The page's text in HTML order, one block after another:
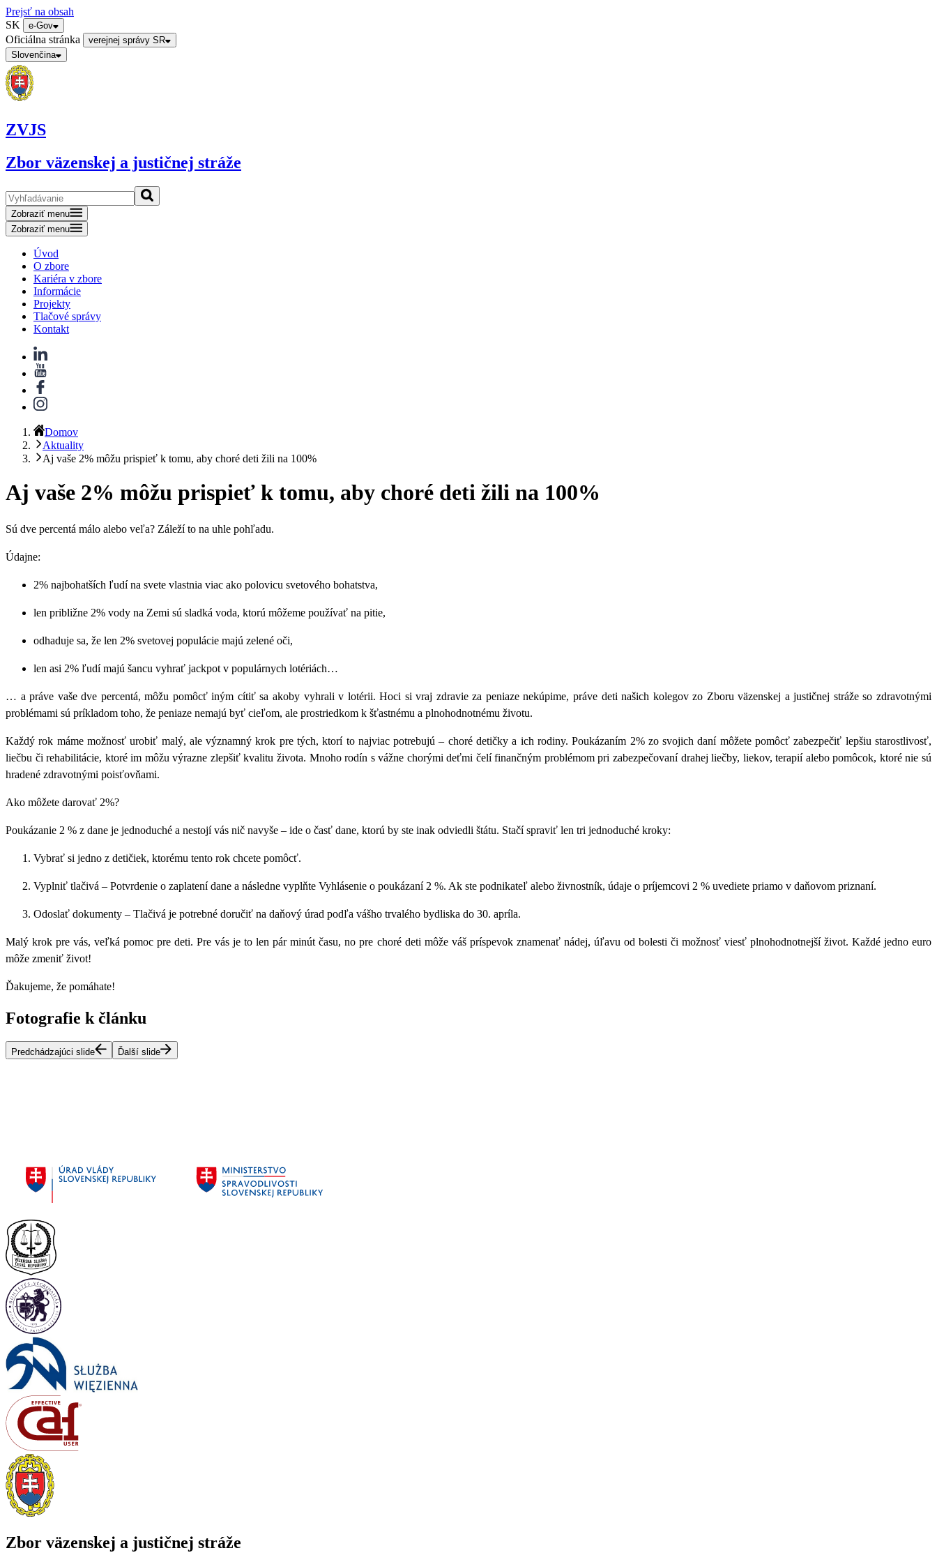
Prejsť na obsah
SK
e-Gov
Oficiálna stránka
verejnej správy SR
Slovenčina
ZVJS
Zbor väzenskej a justičnej stráže
Zobraziť menu
Zobraziť menu
Úvod
O zbore
Kariéra v zbore
Informácie
Projekty
Tlačové správy
Kontakt
Domov
Aktuality
Aj vaše 2% môžu prispieť k tomu, aby choré deti žili na 100%
Aj vaše 2% môžu prispieť k tomu, aby choré deti žili na 100%
Sú dve percentá málo alebo veľa? Záleží to na uhle pohľadu.
Údajne:
2% najbohatších ľudí na svete vlastnia viac ako polovicu svetového bohatstva,
len približne 2% vody na Zemi sú sladká voda, ktorú môžeme používať na pitie,
odhaduje sa, že len 2% svetovej populácie majú zelené oči,
len asi 2% ľudí majú šancu vyhrať jackpot v populárnych lotériách…
… a práve vaše dve percentá, môžu pomôcť iným cítiť sa akoby vyhrali v lotérii. Hoci si vraj zdravie za peniaze nekúpime, práve deti našich kolegov zo Zboru väzenskej a justičnej stráže so zdravotnými
problémami sú príkladom toho, že peniaze nemajú byť cieľom, ale prostriedkom k šťastnému a plnohodnotnému životu.
Každý rok máme možnosť urobiť malý, ale významný krok pre tých, ktorí to najviac potrebujú – choré detičky a ich rodiny. Poukázaním 2% zo svojich daní môžete pomôcť zabezpečiť lepšiu starostlivosť,
liečbu či rehabilitácie, ktoré im môžu výrazne zlepšiť kvalitu života. Mnoho rodín s vážne chorými deťmi čelí finančným problémom pri zabezpečovaní drahej liečby, liekov, terapií alebo pomôcok, ktoré nie sú
hradené zdravotnými poisťovňami.
Ako môžete darovať 2%?
Poukázanie 2 % z dane je jednoduché a nestojí vás nič navyše – ide o časť dane, ktorú by ste inak odviedli štátu. Stačí spraviť len tri jednoduché kroky:
Vybrať si jedno z detičiek, ktorému tento rok chcete pomôcť.
Vyplniť tlačivá – Potvrdenie o zaplatení dane a následne vyplňte Vyhlásenie o poukázaní 2 %. Ak ste podnikateľ alebo živnostník, údaje o príjemcovi 2 % uvediete priamo v daňovom priznaní.
Odoslať dokumenty – Tlačivá je potrebné doručiť na daňový úrad podľa vášho trvalého bydliska do 30. apríla.
Malý krok pre vás, veľká pomoc pre deti. Pre vás je to len pár minút času, no pre choré deti môže váš príspevok znamenať nádej, úľavu od bolesti či možnosť viesť plnohodnotnejší život. Každé jedno euro
môže zmeniť život!
Ďakujeme, že pomáhate!
Fotografie k článku
Predchádzajúci slide Ďalší slide
Zbor väzenskej a justičnej stráže